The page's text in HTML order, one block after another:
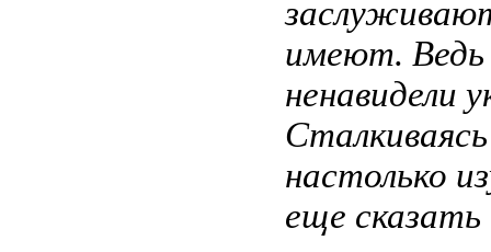
имеют. Ведь
ненавидели
настолько
еще